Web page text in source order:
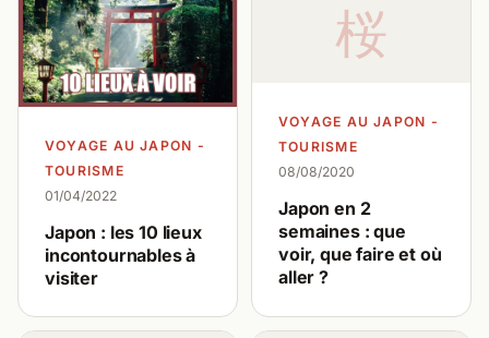
VOYAGE AU JAPON -
TOURISME
01/04/2022
Japon : les 10 lieux
incontournables à
visiter
桜
VOYAGE AU JAPON -
TOURISME
08/08/2020
Japon en 2
semaines : que
voir, que faire et où
aller ?